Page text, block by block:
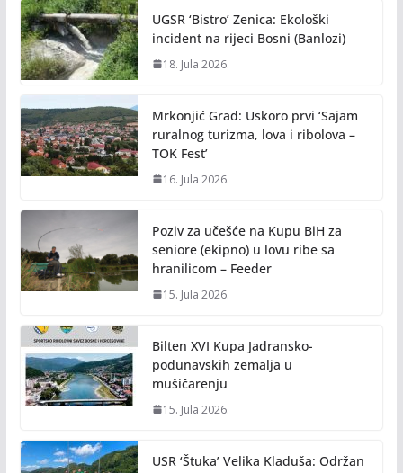
UGSR ‘Bistro’ Zenica: Ekološki
incident na rijeci Bosni (Banlozi)
18. Jula 2026.
Mrkonjić Grad: Uskoro prvi ‘Sajam
ruralnog turizma, lova i ribolova –
TOK Fest’
16. Jula 2026.
Poziv za učešće na Kupu BiH za
seniore (ekipno) u lovu ribe sa
hranilicom – Feeder
15. Jula 2026.
Bilten XVI Kupa Jadransko-
podunavskih zemalja u
mušičarenju
15. Jula 2026.
USR ‘Štuka’ Velika Kladuša: Održan